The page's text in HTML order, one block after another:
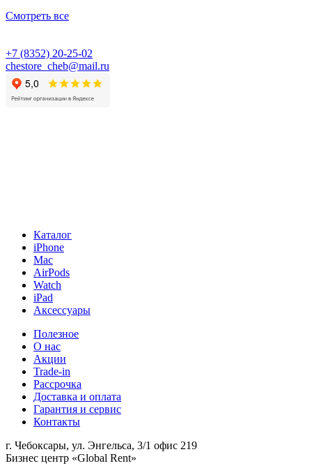
Смотреть все
+7 (8352) 20-25-02
chestore_cheb@mail.ru
Каталог
iPhone
Mac
AirPods
Watch
iPad
Аксессуары
Полезное
О нас
Акции
Trade-in
Рассрочка
Доставка и оплата
Гарантия и сервис
Контакты
г. Чебоксары, ул. Энгельса, 3/1 офис 219
Бизнес центр «Global Rent»